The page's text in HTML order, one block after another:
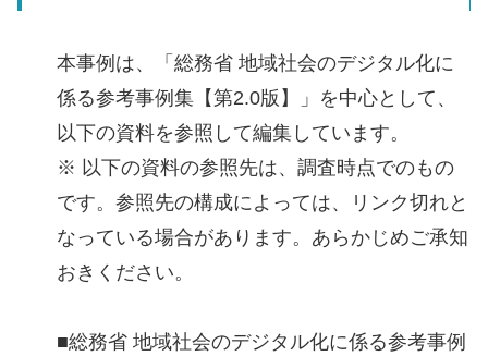
本事例は、「総務省 地域社会のデジタル化に
係る参考事例集【第2.0版】」を中心として、
以下の資料を参照して編集しています。
※ 以下の資料の参照先は、調査時点でのもの
です。参照先の構成によっては、リンク切れと
なっている場合があります。あらかじめご承知
おきください。
■総務省 地域社会のデジタル化に係る参考事例